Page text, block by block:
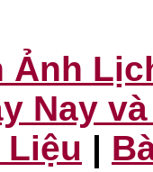
Ảnh
Nay
Liệu |